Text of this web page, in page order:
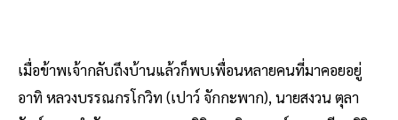
เมื่อข้าพเจ้ากลับถึงบ้านแล้วก็พบเพื่อนหลายคนที่มาคอยอยู่
อาทิ หลวงบรรณกรโกวิท (เปาว์ จักกะพาก), นายสงวน ตุลา